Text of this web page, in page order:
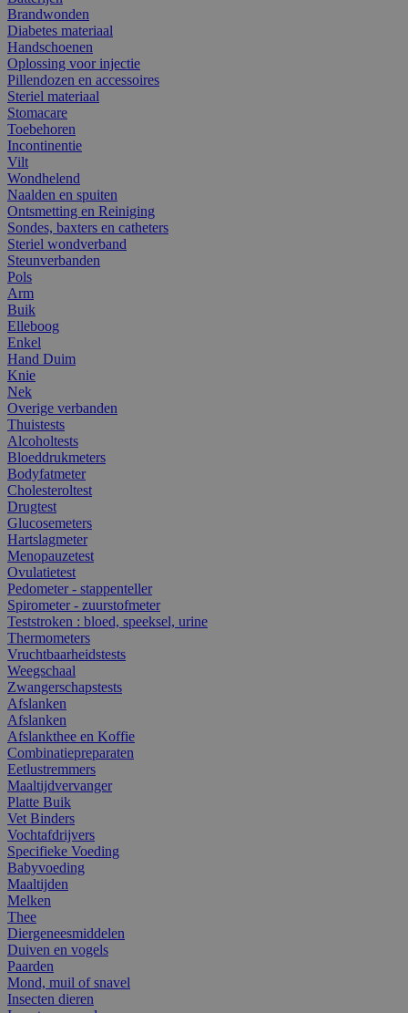
Brandwonden
Diabetes materiaal
Handschoenen
Oplossing voor injectie
Pillendozen en accessoires
Steriel materiaal
Stomacare
Toebehoren
Incontinentie
Vilt
Wondhelend
Naalden en spuiten
Ontsmetting en Reiniging
Sondes, baxters en catheters
Steriel wondverband
Steunverbanden
Pols
Arm
Buik
Elleboog
Enkel
Hand Duim
Knie
Nek
Overige verbanden
Thuistests
Alcoholtests
Bloeddrukmeters
Bodyfatmeter
Cholesteroltest
Drugtest
Glucosemeters
Hartslagmeter
Menopauzetest
Ovulatietest
Pedometer - stappenteller
Spirometer - zuurstofmeter
Teststroken : bloed, speeksel, urine
Thermometers
Vruchtbaarheidstests
Weegschaal
Zwangerschapstests
Afslanken
Afslanken
Afslankthee en Koffie
Combinatiepreparaten
Eetlustremmers
Maaltijdvervanger
Platte Buik
Vet Binders
Vochtafdrijvers
Specifieke Voeding
Babyvoeding
Maaltijden
Melken
Thee
Diergeneesmiddelen
Duiven en vogels
Paarden
Mond, muil of snavel
Insecten dieren